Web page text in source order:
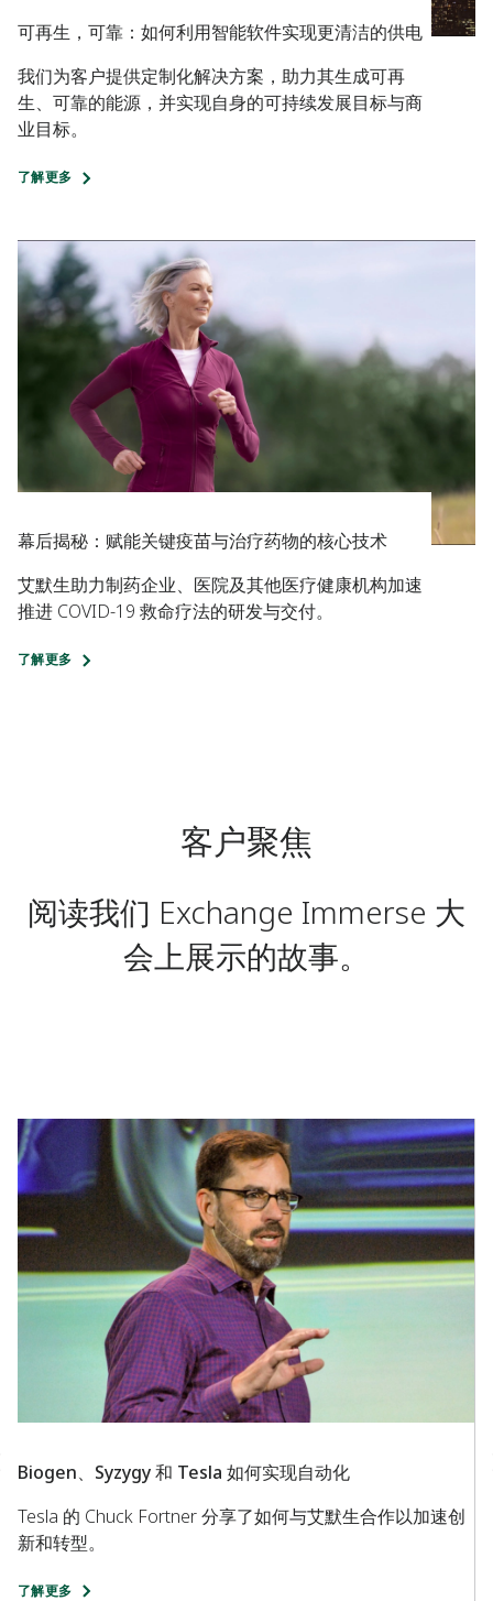
可再生，可靠：如何利用智能软件实现更清洁的供电
我们为客户提供定制化解决方案，助力其生成可再
生、可靠的能源，并实现自身的可持续发展目标与商
业目标。
了解更多
幕后揭秘：赋能关键疫苗与治疗药物的核心技术
艾默生助力制药企业、医院及其他医疗健康机构加速
推进 COVID-19 救命疗法的研发与交付。
了解更多
客户聚焦
阅读我们 Exchange Immerse 大
会上展示的故事。
Biogen、Syzygy 和 Tesla 如何实现自动化
Tesla 的 Chuck Fortner 分享了如何与艾默生合作以加速创
新和转型。
了解更多